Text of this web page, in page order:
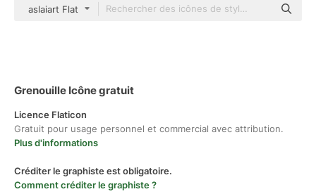
aslaiart Flat
Grenouille Icône gratuit
Licence Flaticon
Gratuit pour usage personnel et commercial avec attribution.
Plus d'informations
Créditer le graphiste est obligatoire.
Comment créditer le graphiste ?